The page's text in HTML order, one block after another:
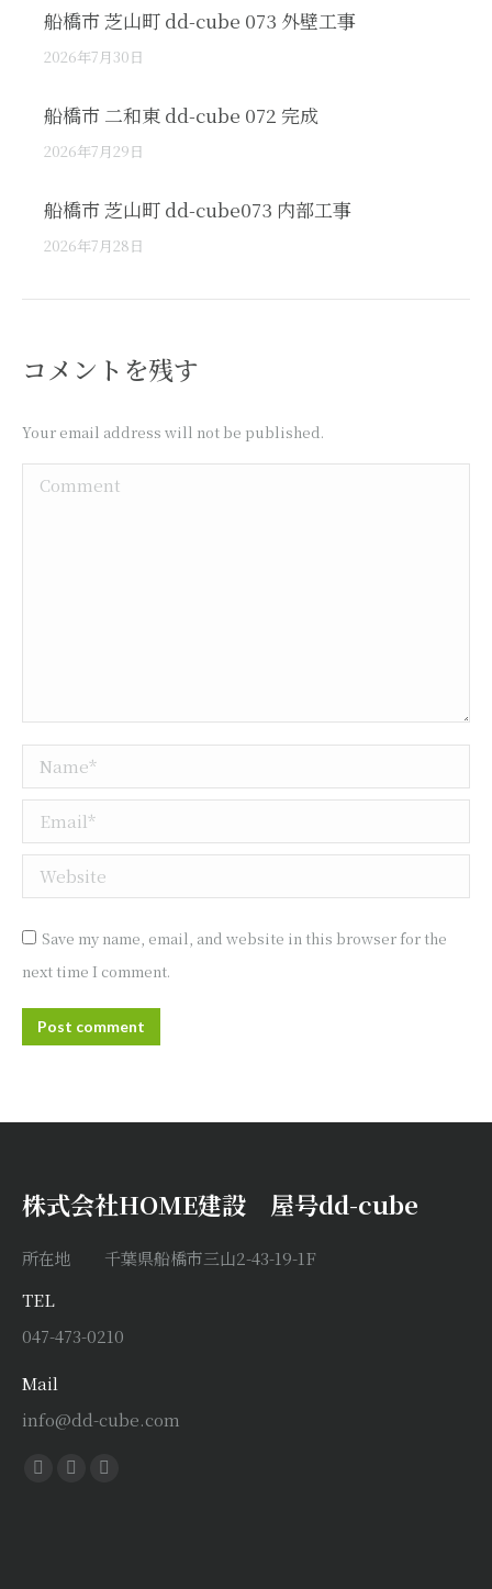
船橋市 芝山町 dd-cube 073 外壁工事
2026年7月30日
船橋市 二和東 dd-cube 072 完成
2026年7月29日
船橋市 芝山町 dd-cube073 内部工事
2026年7月28日
コメントを残す
Your email address will not be published.
Comment
Name *
Email *
Website
Save my name, email, and website in this browser for the
next time I comment.
Post comment
株式会社HOME建設 屋号dd-cube
所在地 千葉県船橋市三山2-43-19-1F
TEL
047-473-0210
Mail
info@dd-cube.com
Find us on:
Facebook
X
Instagram